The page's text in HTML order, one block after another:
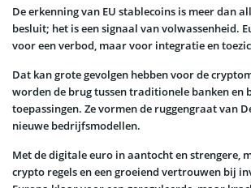
De erkenning van EU stablecoins is meer dan
besluit; het is een signaal van volwassenheid.
voor een verbod, maar voor integratie en
Dat kan grote gevolgen hebben voor de
worden de brug tussen traditionele banken en
toepassingen. Ze vormen de ruggengraat van
nieuwe bedrijfsmodellen.
Met de digitale euro in aantocht en strengere,
crypto regels en een groeiend vertrouwen bij